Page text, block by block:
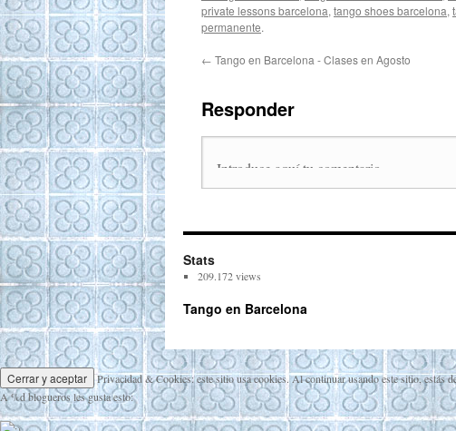
private lessons barcelona, tango shoes barcelona,
permanente.
← Tango en Barcelona - Clases en Agosto
Responder
Stats
209.172 views
Tango en Barcelona
Privacidad & Cookies: este sitio usa cookies. Al continuar usando este sitio, estás
A%dblogueros les gusta esto: